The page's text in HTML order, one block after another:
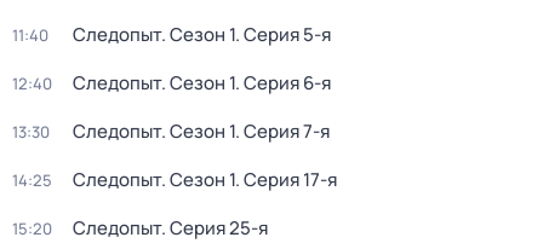
11:40 Следопыт. Сезон 1. Серия 5-я
12:40 Следопыт. Сезон 1. Серия 6-я
13:30 Следопыт. Сезон 1. Серия 7-я
14:25 Следопыт. Сезон 1. Серия 17-я
15:20 Следопыт. Серия 25-я